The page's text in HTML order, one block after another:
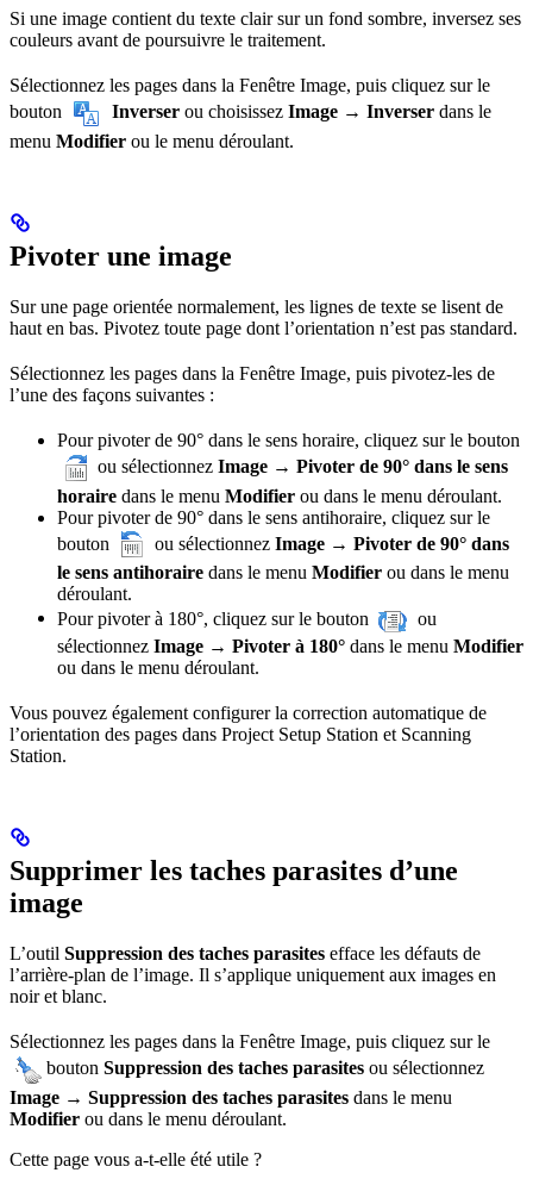
Si une image contient du texte clair sur un fond sombre, inversez ses
couleurs avant de poursuivre le traitement.
Sélectionnez les pages dans la Fenêtre Image, puis cliquez sur le
bouton
Inverser ou choisissez Image → Inverser dans le
menu Modifier ou le menu déroulant.
Pivoter une image
Sur une page orientée normalement, les lignes de texte se lisent de
haut en bas. Pivotez toute page dont l’orientation n’est pas standard.
Sélectionnez les pages dans la Fenêtre Image, puis pivotez-les de
l’une des façons suivantes :
Pour pivoter de 90° dans le sens horaire, cliquez sur le bouton
ou sélectionnez Image → Pivoter de 90° dans le sens
horaire dans le menu Modifier ou dans le menu déroulant.
Pour pivoter de 90° dans le sens antihoraire, cliquez sur le
bouton
ou sélectionnez Image → Pivoter de 90° dans
le sens antihoraire dans le menu Modifier ou dans le menu
déroulant.
Pour pivoter à 180°, cliquez sur le bouton
ou
sélectionnez Image → Pivoter à 180° dans le menu Modifier
ou dans le menu déroulant.
Vous pouvez également configurer la correction automatique de
l’orientation des pages dans Project Setup Station et Scanning
Station.
Supprimer les taches parasites d’une
image
L’outil Suppression des taches parasites efface les défauts de
l’arrière-plan de l’image. Il s’applique uniquement aux images en
noir et blanc.
Sélectionnez les pages dans la Fenêtre Image, puis cliquez sur le
bouton Suppression des taches parasites ou sélectionnez
Image → Suppression des taches parasites dans le menu
Modifier ou dans le menu déroulant.
Cette page vous a-t-elle été utile ?